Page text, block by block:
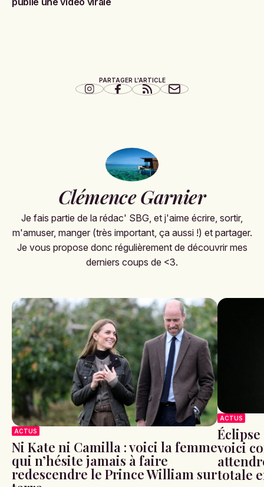
PARTAGER L'ARTICLE
Clémence Garnier
Je fais partie de la rédac' SBG, et j'aime écrire, sortir,
m'amuser, manger (très important, ça aussi !) et partager.
Je vous propose donc régulièrement de découvrir mes
derniers coups de <3.
ACTUS
Ni Kate ni Camilla : voici la femme
qui n’hésite jamais à faire
redescendre le Prince William sur
ACTUS
Éclipse
voici
totale